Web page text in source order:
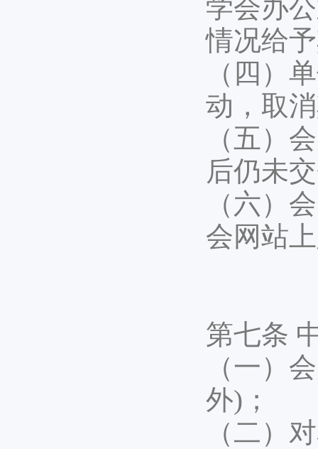
学会办
情况给
（四）
动，取
（五）
后仍未
（六）
会网站
第七条
（一）
外)；
（二）